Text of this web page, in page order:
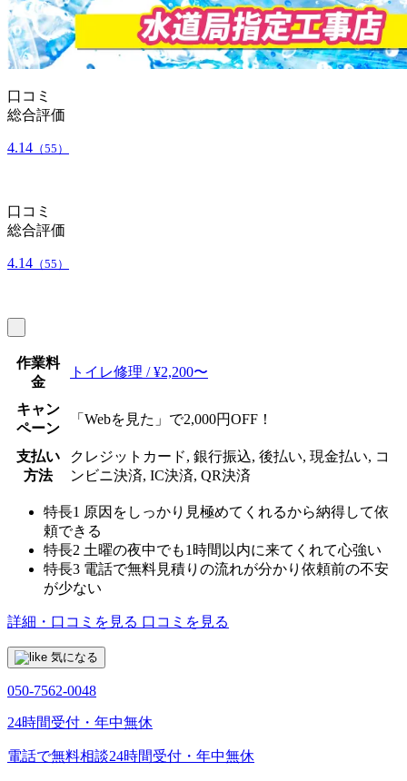
口コミ
総合評価
4.14 （55）
口コミ
総合評価
4.14 （55）
作業料
金
トイレ修理 / ¥2,200〜
キャン
ペーン
「Webを見た」で2,000円OFF！
支払い
方法
クレジットカード, 銀行振込, 後払い, 現金払い, コ
ンビニ決済, IC決済, QR決済
特長1 原因をしっかり見極めてくれるから納得して依
頼できる
特長2 土曜の夜中でも1時間以内に来てくれて心強い
特長3 電話で無料見積りの流れが分かり依頼前の不安
が少ない
詳細・口コミを見る 口コミを見る
気になる
050-7562-0048
24時間受付・年中無休
電話で無料相談24時間受付・年中無休